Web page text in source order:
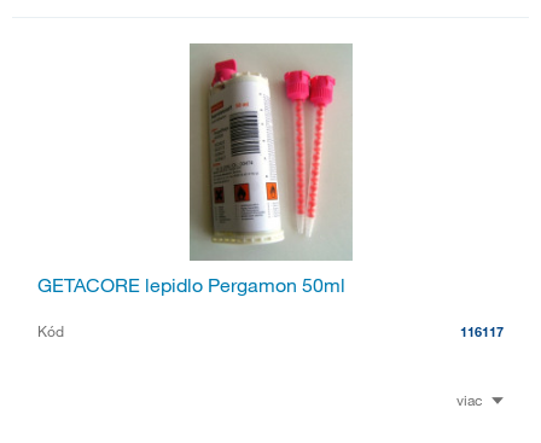
GETACORE lepidlo Pergamon 50ml
Kód 116117
viac